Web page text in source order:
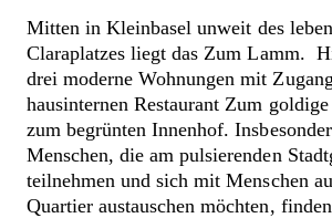
Mitten in Kleinbasel unweit des
Claraplatzes liegt das Zum Lamm.
drei moderne Wohnungen mit
hausinternen Restaurant Zum
zum begrünten Innenhof.
Menschen, die am pulsierenden
teilnehmen und sich mit Menschen
Quartier austauschen möchten,